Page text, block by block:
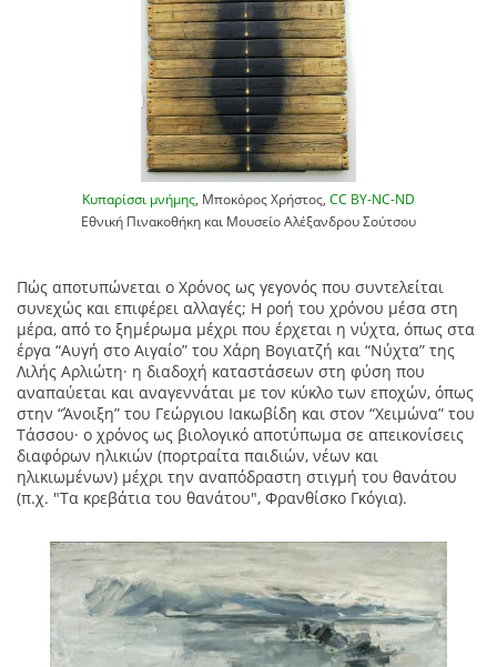
Κυπαρίσσι μνήμης , Μποκόρος Χρήστος, CC BY-NC-ND
Εθνική Πινακοθήκη και Μουσείο Αλέξανδρου Σούτσου
Πώς αποτυπώνεται ο Χρόνος ως γεγονός που συντελείται
συνεχώς και επιφέρει αλλαγές; Η ροή του χρόνου μέσα στη
μέρα, από το ξημέρωμα μέχρι που έρχεται η νύχτα, όπως στα
έργα “Αυγή στο Αιγαίο” του Χάρη Βογιατζή και “Νύχτα” της
Λιλής Αρλιώτη· η διαδοχή καταστάσεων στη φύση που
αναπαύεται και αναγεννάται με τον κύκλο των εποχών, όπως
στην “Άνοιξη” του Γεώργιου Ιακωβίδη και στον “Χειμώνα” του
Τάσσου· ο χρόνος ως βιολογικό αποτύπωμα σε απεικονίσεις
διαφόρων ηλικιών (πορτραίτα παιδιών, νέων και
ηλικιωμένων) μέχρι την αναπόδραστη στιγμή του θανάτου
(π.χ. "Τα κρεβάτια του θανάτου", Φρανθίσκο Γκόγια).